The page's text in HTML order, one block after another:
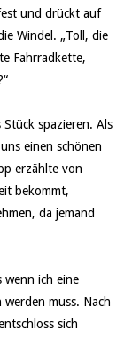
und drückt auf
Windel. „Toll, die
Fahrradkette,
spazieren. Als
einen schönen
erzählte von
bekommt,
da jemand
wenn ich eine
muss. Nach
sich